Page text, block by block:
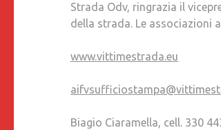
Strada Odv, ringrazia il
della strada. Le associazioni
www.vittimestrada.eu
Biagio Ciaramella, cell. 330